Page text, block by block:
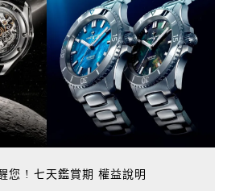
您 ! 七天鑑賞期 權益說明